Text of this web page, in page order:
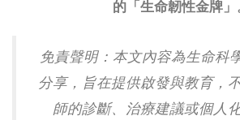
的「生命韌性金牌」
免責聲明：本文內容為生命科
分享，旨在提供啟發與教育，
師的診斷、治療建議或個人